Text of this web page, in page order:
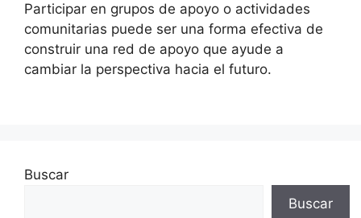
Participar en grupos de apoyo o actividades
comunitarias puede ser una forma efectiva de
construir una red de apoyo que ayude a
cambiar la perspectiva hacia el futuro.
Buscar
Buscar